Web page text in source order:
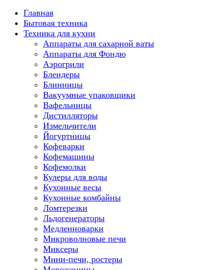
Главная
Бытовая техника
Техника для кухни
Аппараты для сахарной ваты
Аппараты для Фондю
Аэрогрили
Блендеры
Блинницы
Вакуумные упаковщики
Вафельницы
Дистилляторы
Измельчители
Йогуртницы
Кофеварки
Кофемашины
Кофемолки
Кулеры для воды
Кухонные весы
Кухонные комбайны
Ломтерезки
Льдогенераторы
Медленноварки
Микроволновые печи
Миксеры
Мини-печи, ростеры